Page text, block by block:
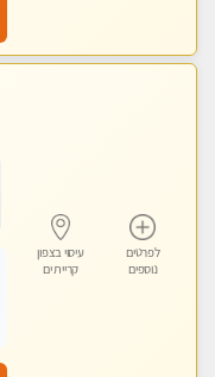
לפרטים
נוספים
עיסוי בצפון
קריית ים